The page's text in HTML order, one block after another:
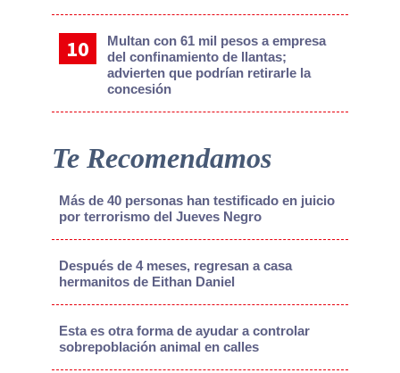
Multan con 61 mil pesos a empresa
del confinamiento de llantas;
advierten que podrían retirarle la
concesión
Te Recomendamos
Más de 40 personas han testificado en juicio
por terrorismo del Jueves Negro
Después de 4 meses, regresan a casa
hermanitos de Eithan Daniel
Esta es otra forma de ayudar a controlar
sobrepoblación animal en calles